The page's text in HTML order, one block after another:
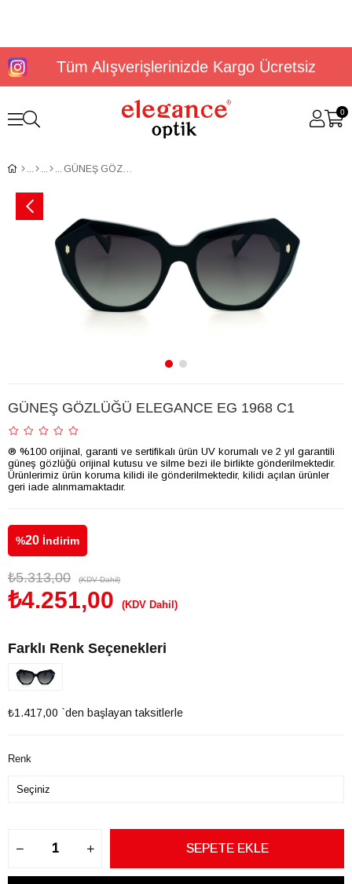
Tüm Alışverişlerinizde Kargo Ücretsiz
0
GÜNEŞ GÖZLÜĞÜ ELEGANCE EG 1968 C1
GÜNEŞ GÖZLÜĞÜ ELEGANCE EG 1968 C1
® %100 orijinal, garanti ve sertifikalı ürün UV korumalı ve 2 yıl garantili
güneş gözlüğü orijinal kutusu ve silme bezi ile birlikte gönderilmektedir.
Ürünlerimiz ürün koruma kilidi ile gönderilmektedir, kilidi açılan ürünler
geri iade alınmamaktadır.
%20 İndirim
₺5.313,00 (KDV Dahil)
₺4.251,00 (KDV Dahil)
Farklı Renk Seçenekleri
₺1.417,00 `den başlayan taksitlerle
Renk